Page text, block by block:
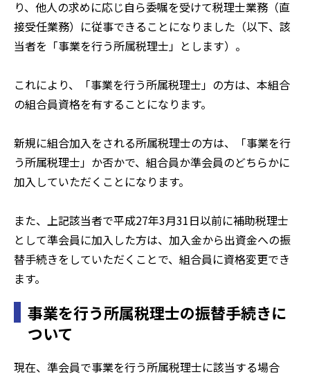
り、他人の求めに応じ自ら委嘱を受けて税理士業務（直
接受任業務）に従事できることになりました（以下、該
当者を「事業を行う所属税理士」とします）。
これにより、「事業を行う所属税理士」の方は、本組合
の組合員資格を有することになります。
新規に組合加入をされる所属税理士の方は、「事業を行
う所属税理士」か否かで、組合員か準会員のどちらかに
加入していただくことになります。
また、上記該当者で平成27年3月31日以前に補助税理士
として準会員に加入した方は、加入金から出資金への振
替手続きをしていただくことで、組合員に資格変更でき
ます。
事業を行う所属税理士の振替手続きに
ついて
現在、準会員で事業を行う所属税理士に該当する場合